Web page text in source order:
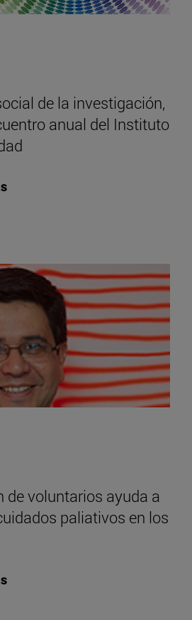
de la investigación,
anual del Instituto
de voluntarios ayuda a
paliativos en los